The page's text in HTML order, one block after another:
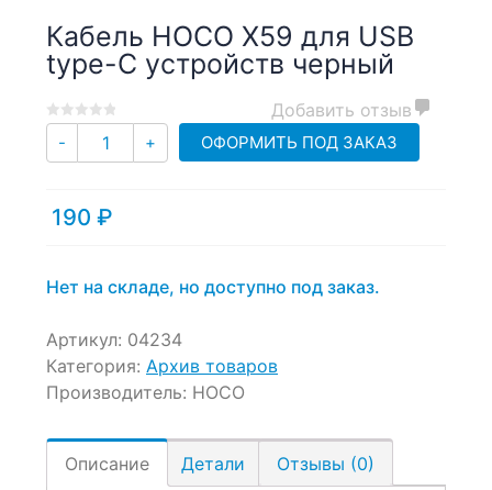
Кабель HOCO X59 для USB
type-C устройств черный
05
on
0
Добавить отзыв
- Количество
+ ОФОРМИТЬ ПОД ЗАКАЗ
190 ₽
Нет на складе, но доступно под заказ.
Артикул: 04234
Категория: Архив товаров
Производитель: HOCO
Описание Детали Отзывы (0)